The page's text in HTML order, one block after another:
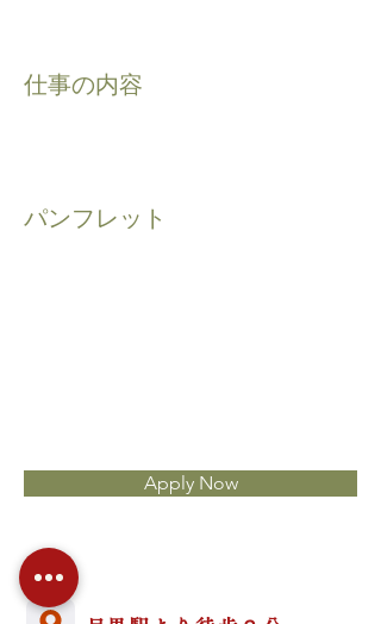
​仕事の内容
​パンフレット
Apply Now